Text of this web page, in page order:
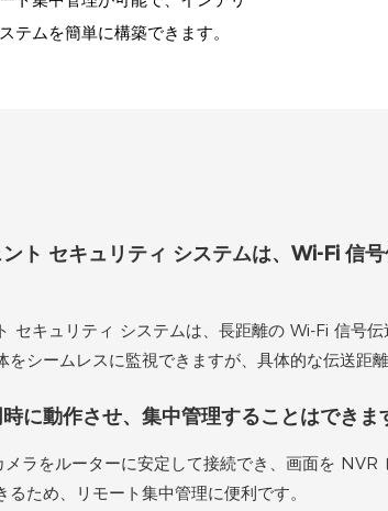
テムを簡単に構築できます。
ト セキュリティ システムは、Wi-Fi 信
セキュリティ システムは、長距離の Wi-Fi 信号
をシームレスに監視できますが、具体的な伝送距
に動作させ、集中管理することはできま
ラをルーターに安定して接続でき、画面を NVR
ため、リモート集中管理に便利です。